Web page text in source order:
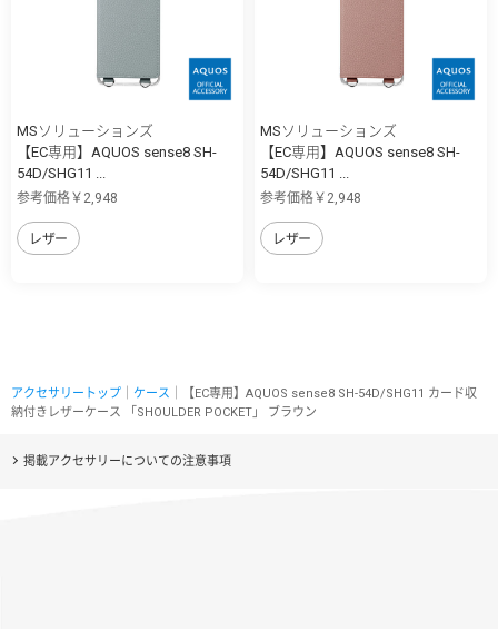
MSソリューションズ
【EC専用】AQUOS sense8 SH-
54D/SHG11 ...
参考価格￥2,948
レザー
MSソリューションズ
【EC専用】AQUOS sense8 SH-
54D/SHG11 ...
参考価格￥2,948
レザー
アクセサリートップ ケース ｜【EC専用】AQUOS sense8 SH-54D/SHG11 カード収
納付きレザーケース 「SHOULDER POCKET」 ブラウン
掲載アクセサリーについての注意事項